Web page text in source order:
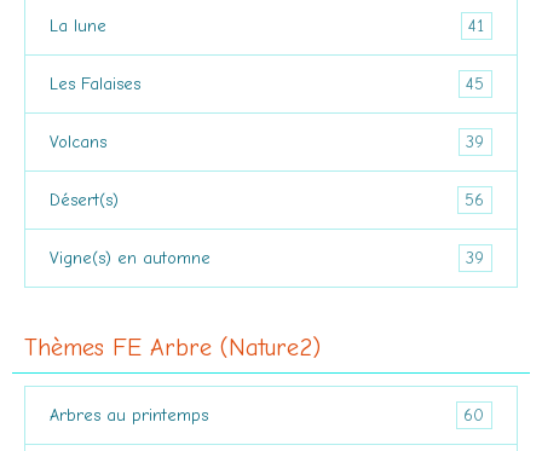
La lune 41
Les Falaises 45
Volcans 39
Désert(s) 56
Vigne(s) en automne 39
Thèmes FE Arbre (Nature2)
Arbres au printemps 60